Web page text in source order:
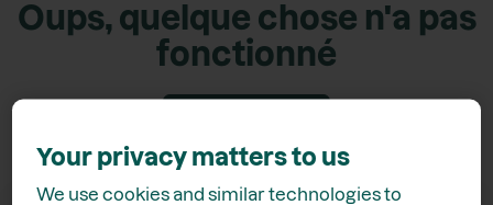
Oups, quelque chose n'a pas
fonctionné
Your privacy matters to us
We use cookies and similar technologies to